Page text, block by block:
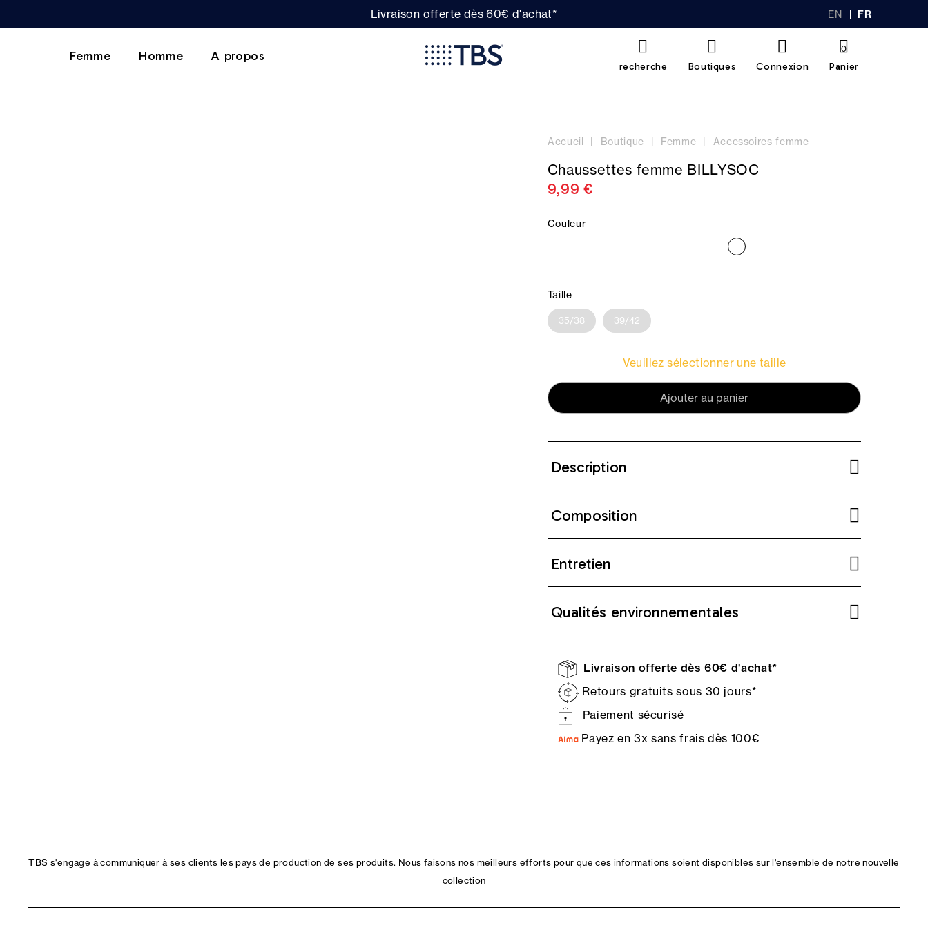
Livraison offerte dès 60€ d'achat* EN FR
Femme Homme A propos
recherche Boutiques Connexion Panier
0
Accueil Boutique Femme Accessoires femme
Chaussettes femme BILLYSOC
9,99 €
Couleur
Taille
35/38 39/42
Veuillez sélectionner une taille
Ajouter au panier
Description
Composition
Entretien
Qualités environnementales
Livraison offerte dès 60€ d'achat*
Retours gratuits sous 30 jours*
Paiement sécurisé
Payez en 3x sans frais dès 100€
TBS s'engage à communiquer à ses clients les pays de production de ses produits. Nous faisons nos meilleurs efforts pour que ces informations soient disponibles sur l'ensemble de notre nouvelle
collection